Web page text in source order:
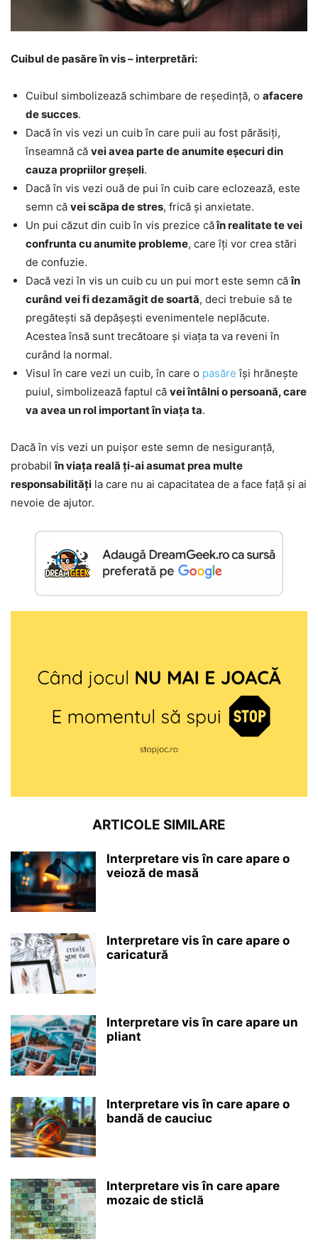
Cuibul de pasăre în vis – interpretări:
Cuibul simbolizează schimbare de reședință, o afacere
de succes.
Dacă în vis vezi un cuib în care puii au fost părăsiți,
înseamnă că vei avea parte de anumite eșecuri din
cauza propriilor greșeli.
Dacă în vis vezi ouă de pui în cuib care eclozează, este
semn că vei scăpa de stres, frică și anxietate.
Un pui căzut din cuib în vis prezice căîn realitate te vei
confrunta cu anumite probleme, care îți vor crea stări
de confuzie.
Dacă vezi în vis un cuib cu un pui mort este semn căîn
curând vei fi dezamăgit de soartă, deci trebuie să te
pregătești să depășești evenimentele neplăcute.
Acestea însă sunt trecătoare și viața ta va reveni în
curând la normal.
Visul în care vezi un cuib, în care o pasăre își hrănește
puiul, simbolizează faptul că vei întâlni o persoană, care
va avea un rol important în viața ta.
Dacă în vis vezi un puișor este semn de nesiguranță,
probabilîn viața reală ți-ai asumat prea multe
responsabilități la care nu ai capacitatea de a face față și ai
nevoie de ajutor.
ARTICOLE SIMILARE
Interpretare vis în care apare o
veioză de masă
Interpretare vis în care apare o
caricatură
Interpretare vis în care apare un
pliant
Interpretare vis în care apare o
bandă de cauciuc
Interpretare vis în care apare
mozaic de sticlă